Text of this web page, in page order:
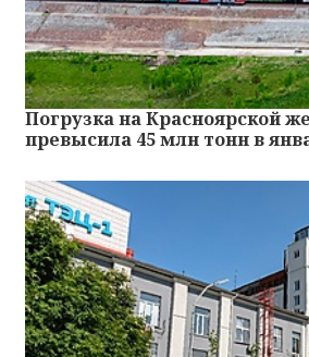
Погрузка на Красноярской
превысила 45 млн тонн в